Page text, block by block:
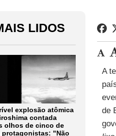
LIDOS
explosão atômica
contada
olhos de cinco de
protagonistas: "Não
A
de